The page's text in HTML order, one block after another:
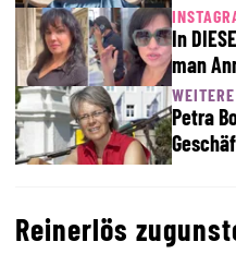
In
man
Petra
Reinerlös